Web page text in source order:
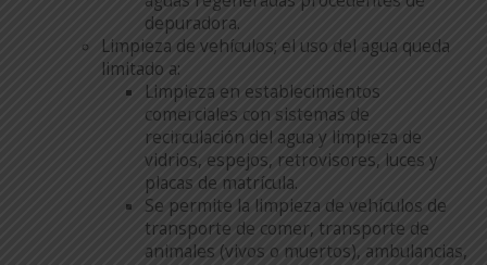
depuradora.
Limpieza de vehículos; el uso del agua queda
limitado a:
Limpieza en establecimientos
comerciales con sistemas de
recirculación del agua y limpieza de
vidrios, espejos, retrovisores, luces y
placas de matrícula.
Se permite la limpieza de vehículos de
transporte de comer, transporte de
animales (vivos o muertos), ambulancias,